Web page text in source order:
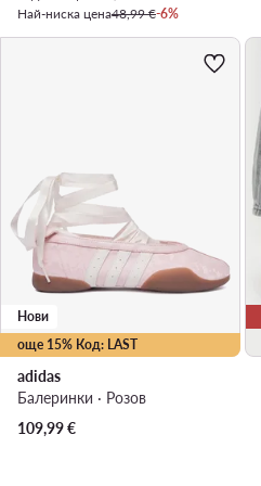
Най-ниска цена48,99 €-6%
още 15% Код: LAST
Нови
adidas
Балеринки · Розов
109,99€